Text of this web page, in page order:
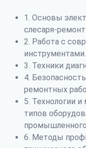
1. Основы
слесаря-
2. Работа с
инструментами.
3. Техники
4.
ремонтных
5. Технологии
типов
6. Методы